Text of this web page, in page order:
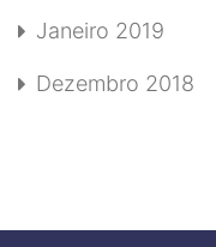
Janeiro 2019
Dezembro 2018